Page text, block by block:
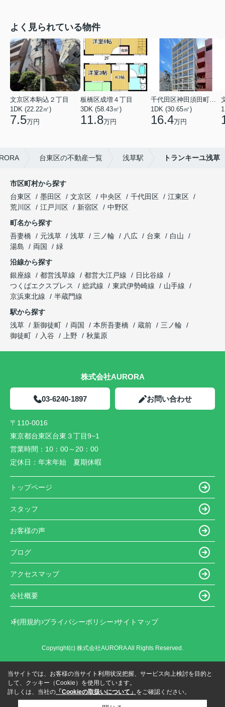
よく見られている物件
文京区本駒込２丁目
1DK (22.22㎡)
7.5万円
板橋区成増４丁目
3DK (58.43㎡)
11.8万円
千代田区神田須田町１丁目
1DK (30.65㎡)
16.4万円
台東区の不動産一覧 浅草駅 トランキーユ浅草
市区町村から探す
台東区
墨田区 文京区 中央区 千代田区
江東区
荒川区
江戸川区 新宿区
中野区
町名から探す
吾妻橋
元浅草 浅草 三ノ輪 八広 台東
白山
湯島
両国
緑
沿線から探す
銀座線
都営浅草線 都営大江戸線
日比谷線
つくばエクスプレス
総武線 東武伊勢崎線
山手線
京浜東北線
半蔵門線
駅から探す
浅草
新御徒町 両国 本所吾妻橋 蔵前
三ノ輪
御徒町
入谷 上野 秋葉原
株式会社AURORA
03-6240-1897 お問い合わせ
〒110-0016
東京都台東区台東３丁目9−1
営業時間： 10：00～20：00
定休日： 年末年始 夏期休暇
トップページ
スタッフ
お客様の声
ブログ
アクセスマップ
会社概要
利用規約 プライバシーポリシー サイトマップ
Copyright(c) 株式会社AURORA All Rights Reserved.
当サイトでは、お客様の当サイト利用状況把握、サービス向上検討を目的と
して、クッキー（Cookie）を使用しています。
詳しくは、当社の 「Cookieの取扱いについて」 をご確認ください。